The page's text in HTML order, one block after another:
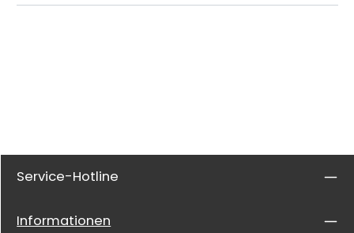
Service-Hotline
Informationen